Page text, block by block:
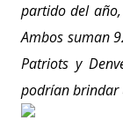
partido del
Ambos suman
Patriots y
podrían brindar